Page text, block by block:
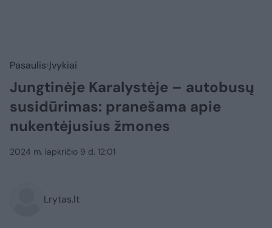
Pasaulis Įvykiai
Jungtinėje Karalystėje – autobusų
susidūrimas: pranešama apie
nukentėjusius žmones
2024 m. lapkričio 9 d. 12:01
Lrytas.lt